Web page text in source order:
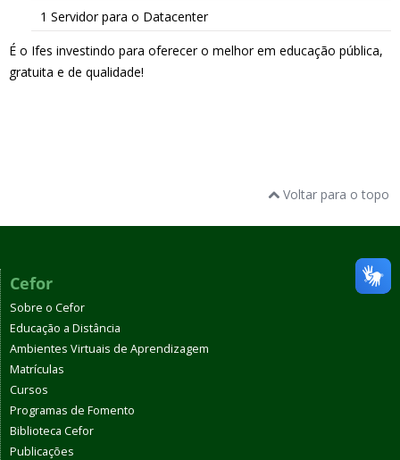
1 Servidor para o Datacenter
É o Ifes investindo para oferecer o melhor em educação pública,
gratuita e de qualidade!
Voltar para o topo
Cefor
Sobre o Cefor
Educação a Distância
Ambientes Virtuais de Aprendizagem
Matrículas
Cursos
Programas de Fomento
Biblioteca Cefor
Publicações